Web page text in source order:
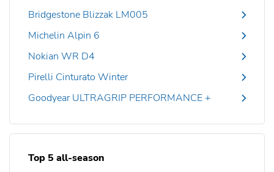
Bridgestone Blizzak LM005
Michelin Alpin 6
Nokian WR D4
Pirelli Cinturato Winter
Goodyear ULTRAGRIP PERFORMANCE +
Top 5 all-season